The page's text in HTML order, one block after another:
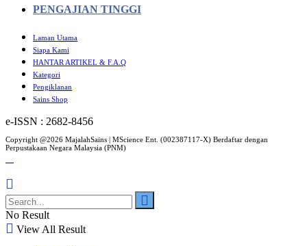
PENGAJIAN TINGGI
Laman Utama
Siapa Kami
HANTAR ARTIKEL & F.A.Q
Kategori
Pengiklanan
Sains Shop
e-ISSN : 2682-8456
Copyright @2026 MajalahSains | MScience Ent. (002387117-X) Berdaftar dengan
Perpustakaan Negara Malaysia (PNM)
No Result
View All Result